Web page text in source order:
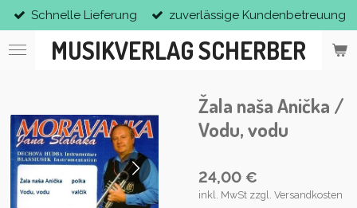
Zum
Hauptinhalt
springenMUSIKVERLAG SCHERBER
Schnelle Lieferung zuverlässige Kundenbetreuung
Žala naša Anička /
Vodu, vodu
24,00 €
inkl. MwSt zzgl. Versandkosten